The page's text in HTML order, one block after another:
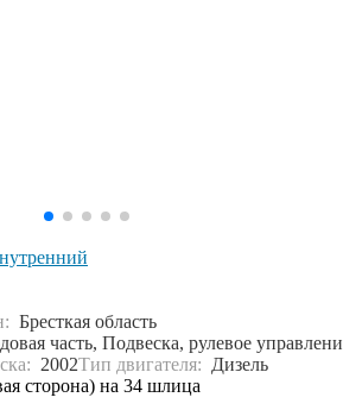
Бресткая область
часть, Подвеска, рулевое
2002Тип двигателя: Дизель
сторона) на 34 шлица